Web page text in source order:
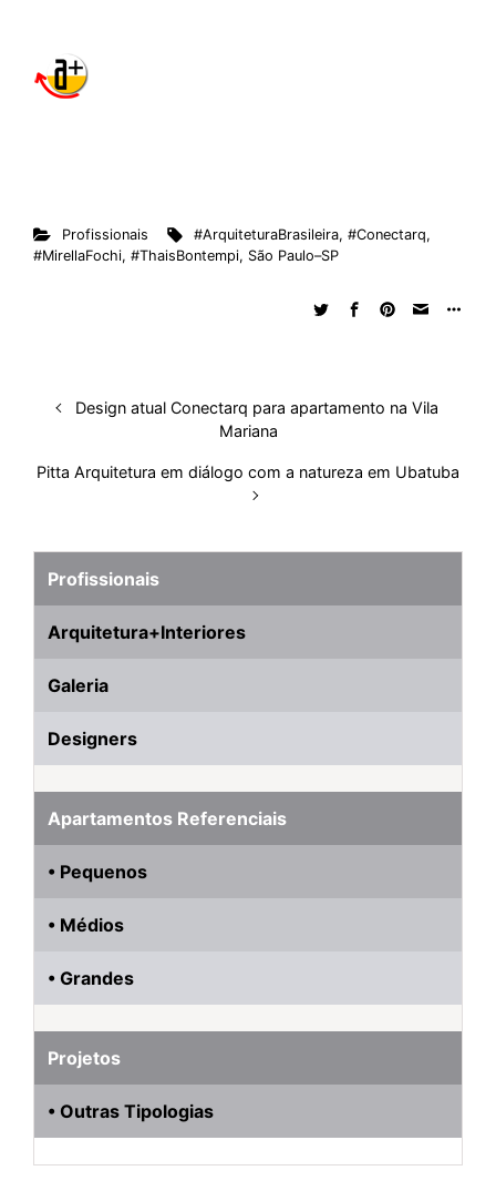
Profissionais #ArquiteturaBrasileira,#Conectarq,
#MirellaFochi, #ThaisBontempi, São Paulo–SP
Design atual Conectarq para apartamento na Vila
Mariana
Pitta Arquitetura em diálogo com a natureza em Ubatuba
Profissionais
Arquitetura+Interiores
Galeria
Designers
Apartamentos Referenciais
• Pequenos
• Médios
• Grandes
Projetos
• Outras Tipologias